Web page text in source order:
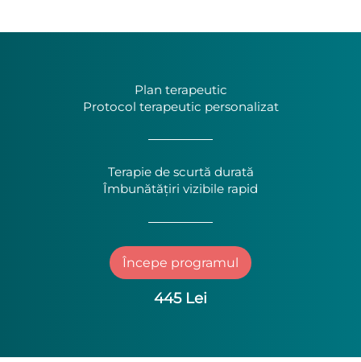
Plan terapeutic
Protocol terapeutic personalizat
Terapie de scurtă durată
Îmbunătățiri vizibile rapid
Începe programul
445 Lei